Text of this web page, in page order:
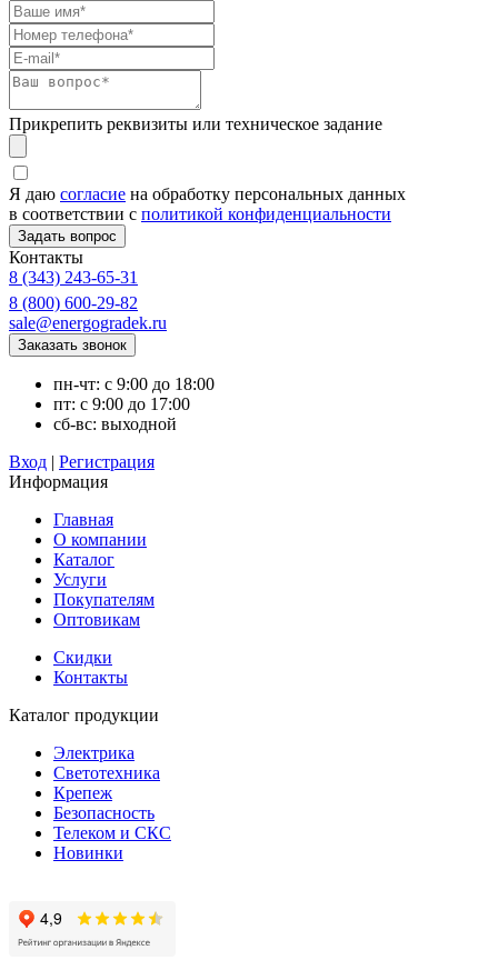
Прикрепить реквизиты или техническое задание
Я даю согласие на обработку персональных данных
в соответствии с политикой конфиденциальности
Контакты
8 (343) 243-65-31
8 (800) 600-29-82
sale@energogradek.ru
пн-чт: с 9:00 до 18:00
пт: с 9:00 до 17:00
сб-вс: выходной
Вход | Регистрация
Информация
Главная
О компании
Каталог
Услуги
Покупателям
Оптовикам
Скидки
Контакты
Каталог продукции
Электрика
Светотехника
Крепеж
Безопасность
Телеком и СКС
Новинки